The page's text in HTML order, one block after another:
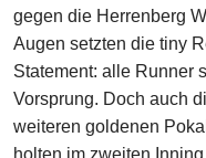
gegen die Herrenberg
Augen setzten die tiny
Statement: alle Runner
Vorsprung. Doch auch
weiteren goldenen
holten im zweiten